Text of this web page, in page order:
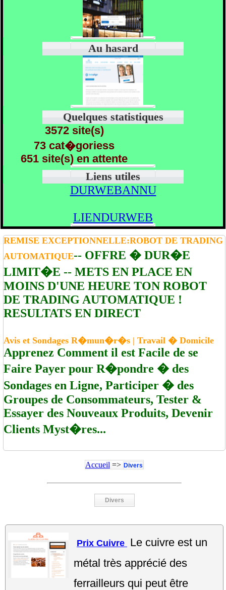
Au hasard
Quelques statistiques
3572 site(s)
73 cat�goriess
651 site(s) en attente
Liens utiles
DURWEBANNU
LIENDURWEB
REMISE EXCEPTIONNELLE:ROBOT DE TRADING
AUTOMATIQUE-- OFFRE � DUR�E
LIMIT�E -- METS EN PLACE EN
MOINS D'UNE HEURE TON ROBOT
DE TRADING AUTOMATIQUE !
RESULTATS EN DIRECT
Avis et Sondages R�mun�r�s | Travail � Domicile
Apprenez Comment il est Facile de se
Faire Payer pour R�pondre � des
Sondages en Ligne, Participer � des
Groupes de Consommateurs, Tester &
Essayer des Nouveaux Produits, Devenir
Clients Myst�res...
Accueil => Divers
Divers
Prix Cuivre Le cuivre est un
métal très apprécié des
ferrailleurs qui peut être